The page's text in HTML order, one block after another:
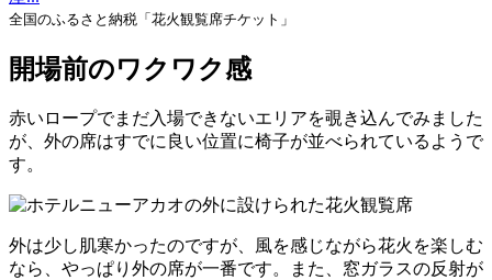
全国のふるさと納税「花火観覧席チケット」
開場前のワクワク感
赤いロープでまだ入場できないエリアを覗き込んでみました
が、外の席はすでに良い位置に椅子が並べられているようで
す。
外は少し肌寒かったのですが、風を感じながら花火を楽しむ
なら、やっぱり外の席が一番です。また、窓ガラスの反射が